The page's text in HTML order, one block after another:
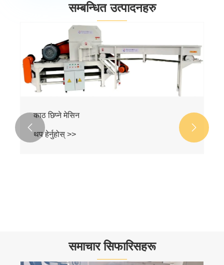
सम्बन्धित उत्पादनहरु
५०-७०% काठ पाउडर प्रयोग गरी काठको प्लास्टिक
मेसिन
थप हेर्नुहोस् >>
 
समाचार सिफारिसहरू